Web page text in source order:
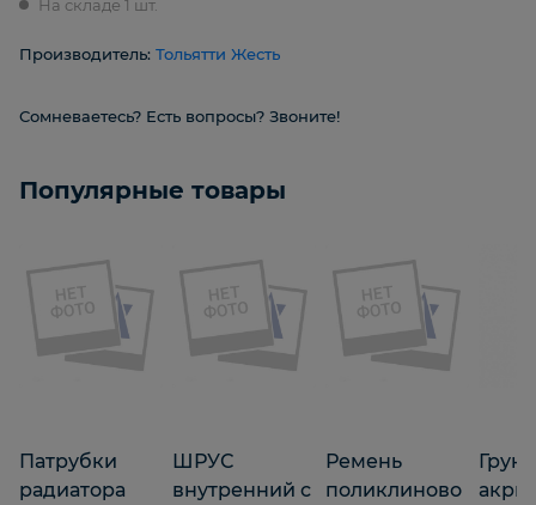
На складе 1 шт.
Производитель: Тольятти Жесть
Сомневаетесь? Есть вопросы? Звоните!
Популярные товары
Патрубки
радиатора
ШРУС
внутренний с
Ремень
поликлиново